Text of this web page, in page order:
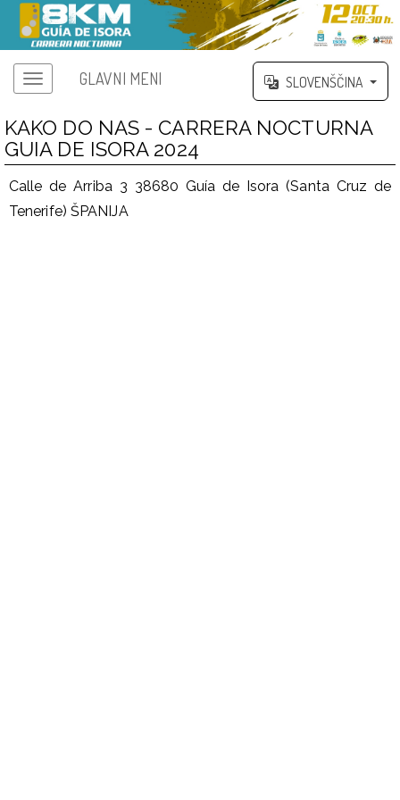
GLAVNI MENI SLOVENŠČINA
KAKO DO NAS - CARRERA NOCTURNA
GUIA DE ISORA 2024
Calle de Arriba 3 38680 Guía de Isora (Santa Cruz de
Tenerife) ŠPANIJA